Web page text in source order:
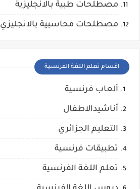
مصطلحات طبية بالانجليزية
مصطلحات محاسبية بالانجليزي
اقسام تعلم اللغة الفرنسية
ألعاب فرنسية
أناشيدالاطفال
التعليم الجزائري
تطبيقات فرنسية
تعلم اللغة الفرنسية